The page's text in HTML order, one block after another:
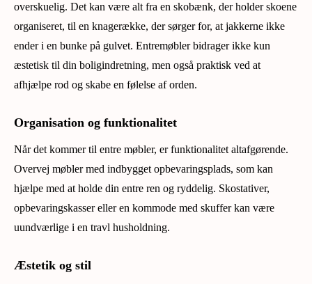
overskuelig. Det kan være alt fra en skobænk, der holder skoene
organiseret, til en knagerække, der sørger for, at jakkerne ikke
ender i en bunke på gulvet. Entremøbler bidrager ikke kun
æstetisk til din boligindretning, men også praktisk ved at
afhjælpe rod og skabe en følelse af orden.
Organisation og funktionalitet
Når det kommer til entre møbler, er funktionalitet altafgørende.
Overvej møbler med indbygget opbevaringsplads, som kan
hjælpe med at holde din entre ren og ryddelig. Skostativer,
opbevaringskasser eller en kommode med skuffer kan være
uundværlige i en travl husholdning.
Æstetik og stil